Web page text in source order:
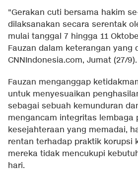
"Gerakan cuti bersama hakim
dilaksanakan secara serentak
mulai tanggal 7 hingga 11
Fauzan dalam keterangan yang
CNNIndonesia.com, Jumat (27/9).
Fauzan menganggap
untuk menyesuaikan
sebagai sebuah kemunduran
mengancam integritas lembaga
kesejahteraan yang memadai,
rentan terhadap praktik korupsi
mereka tidak mencukupi
hari.